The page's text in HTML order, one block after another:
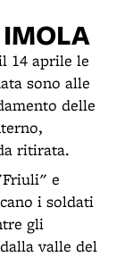
14 aprile le
sono alle
delle
ritirata.
e
i soldati
gli
valle del